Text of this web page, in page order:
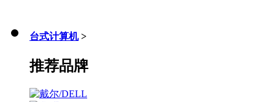
台式计算机 >
推荐品牌